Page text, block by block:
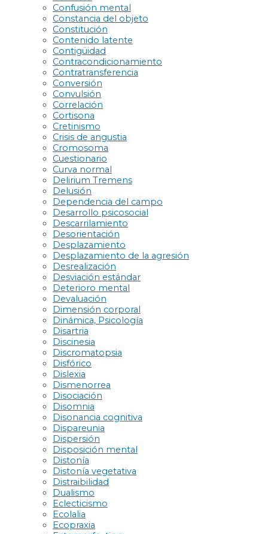
Confusión mental
Constancia del objeto
Constitución
Contenido latente
Contigüidad
Contracondicionamiento
Contratransferencia
Conversión
Convulsión
Correlación
Cortisona
Cretinismo
Crisis de angustia
Cromosoma
Cuestionario
Curva normal
Delirium Tremens
Delusión
Dependencia del campo
Desarrollo psicosocial
Descarrilamiento
Desorientación
Desplazamiento
Desplazamiento de la agresión
Desrealización
Desviación estándar
Deterioro mental
Devaluación
Dimensión corporal
Dinámica, Psicología
Disartria
Discinesia
Discromatopsia
Disfórico
Dislexia
Dismenorrea
Disociación
Disomnia
Disonancia cognitiva
Dispareunia
Dispersión
Disposición mental
Distonía
Distonía vegetativa
Distraibilidad
Dualismo
Eclecticismo
Ecolalia
Ecopraxia